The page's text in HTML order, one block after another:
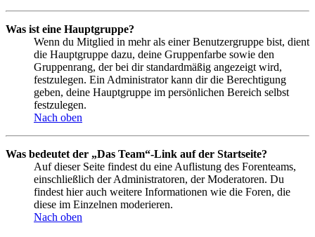
Was ist eine Hauptgruppe?
Wenn du Mitglied in mehr als einer Benutzergruppe bist, dient
die Hauptgruppe dazu, deine Gruppenfarbe sowie den
Gruppenrang, der bei dir standardmäßig angezeigt wird,
festzulegen. Ein Administrator kann dir die Berechtigung
geben, deine Hauptgruppe im persönlichen Bereich selbst
festzulegen.
Nach oben
Was bedeutet der „Das Team“-Link auf der Startseite?
Auf dieser Seite findest du eine Auflistung des Forenteams,
einschließlich der Administratoren, der Moderatoren. Du
findest hier auch weitere Informationen wie die Foren, die
diese im Einzelnen moderieren.
Nach oben